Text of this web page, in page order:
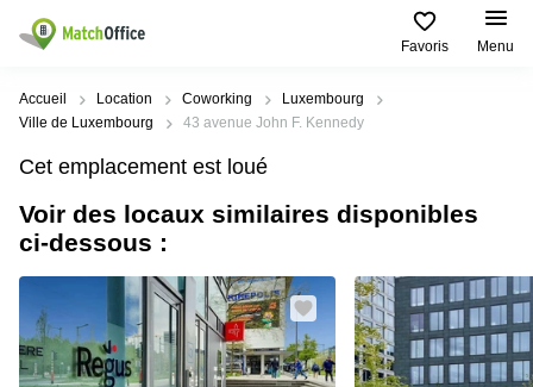
Favoris Menu
Rechercher / publier
Pages
de
Bureau
d’affaires
Coworking
Villes
Populaires
Luxembourg
Alzette
Senningerberg
Recherches
populaires
Сoworking
Luxembourg
réunion
Luxembourg
Coworking
Aide
Qui sommes-nous?
Publier un bureau
Prix
Accueil Location Coworking
Luxembourg
Ville de Luxembourg
43 avenue John F. Kennedy
Cet emplacement est loué
Voir des locaux similaires disponibles
ci-dessous :